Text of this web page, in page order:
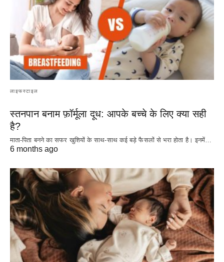
लाइफस्टाइल
स्तनपान बनाम फ़ॉर्मूला दूध: आपके बच्चे के लिए क्या सही
है?
माता-पिता बनने का सफर खुशियों के साथ-साथ कई बड़े फैसलों से भरा होता है। इनमें…
6 months ago